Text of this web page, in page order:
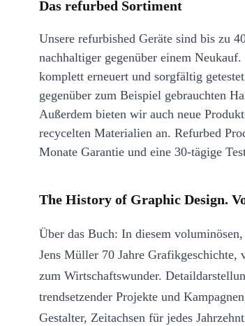
Das refurbed Sortiment
Unsere refurbished Geräte sind bis zu
nachhaltiger gegenüber einem
komplett erneuert und sorgfältig
gegenüber zum Beispiel gebrauchten
Außerdem bieten wir auch neue
recycelten Materialien an. Refurbed
Monate Garantie und eine 30-tägige
The History of Graphic Design.
Über das Buch: In diesem
Jens Müller 70 Jahre Grafikgeschichte,
zum Wirtschaftswunder.
trendsetzender Projekte und
Gestalter, Zeitachsen für jedes